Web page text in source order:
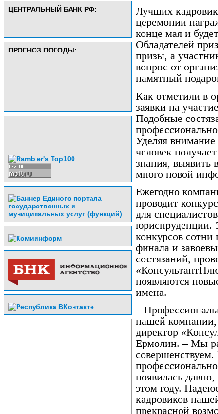
ЦЕНТРАЛЬНЫЙ БАНК РФ:
ПРОГНОЗ ПОГОДЫ:
Лучших
церемонии
конце мая и
Обладателей
призы, а
вопрос от
памятный
Как отметили в
заявки на
Подобные
Уделяя
человек
знания, выявить
много новой
Ежегодно
проводит
для
юриспруденции.
конкурсов сотни
финала и
состязаний,
появляются
имена.
–
нашей компании,
директор
Ермолин. – Мы
появилась
этом году.
кадровиков
прекрасной